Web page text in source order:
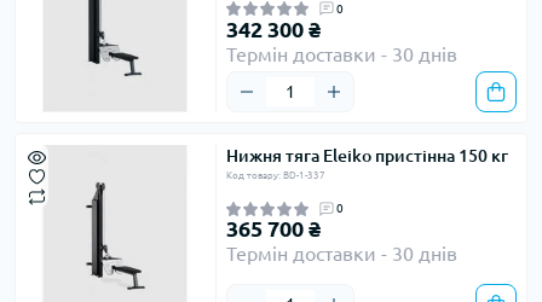
0
342 300 ₴
Термін доставки - 30 днів
Нижня тяга Eleiko пристінна 150 кг
Код товару: BD-1-337
0
365 700 ₴
Термін доставки - 30 днів